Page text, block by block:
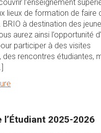
l’enseignement
lieux de formation de faire
BRIO à destination des
aurez ainsi l’opportunité
participer à des visites
des rencontres étudiantes,
l’Étudiant 2025-2026